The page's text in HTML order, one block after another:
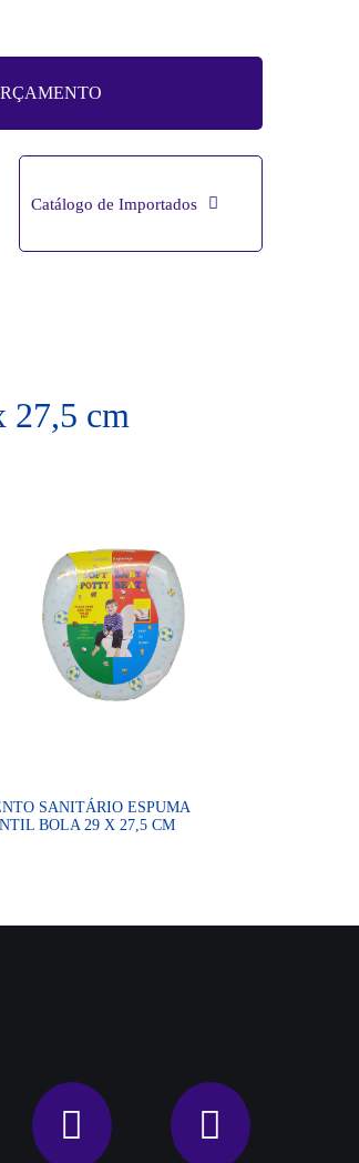
Catálogo de Importados
27,5 cm
SANITÁRIO ESPUMA
BOLA 29 X 27,5 CM